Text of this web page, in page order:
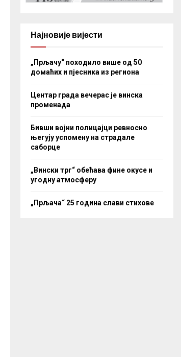
Најновије вијести
„Прљачу“ походило више од 50
домаћих и пјесника из региона
Центар града вечерас је винска
променада
Бивши војни полицајци ревносно
његују успомену на страдале
саборце
„Вински трг“ обећава фине окусе и
угодну атмосферу
„Прљача“ 25 година слави стихове